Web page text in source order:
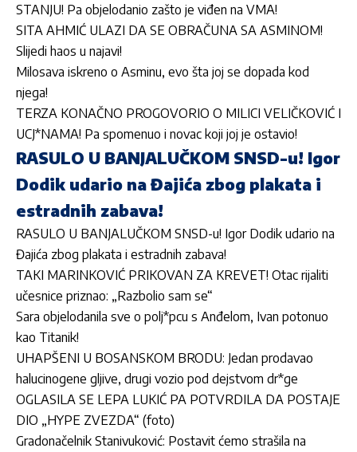
STANJU! Pa objelodanio zašto je viđen na VMA!
SITA AHMIĆ ULAZI DA SE OBRAČUNA SA ASMINOM!
Slijedi haos u najavi!
Milosava iskreno o Asminu, evo šta joj se dopada kod
njega!
TERZA KONAČNO PROGOVORIO O MILICI VELIČKOVIĆ I
UCJ*NAMA! Pa spomenuo i novac koji joj je ostavio!
RASULO U BANJALUČKOM SNSD-u! Igor
Dodik udario na Đajića zbog plakata i
estradnih zabava!
RASULO U BANJALUČKOM SNSD-u! Igor Dodik udario na
Đajića zbog plakata i estradnih zabava!
TAKI MARINKOVIĆ PRIKOVAN ZA KREVET! Otac rijaliti
učesnice priznao: „Razbolio sam se“
Sara objelodanila sve o polj*pcu s Anđelom, Ivan potonuo
kao Titanik!
UHAPŠENI U BOSANSKOM BRODU: Jedan prodavao
halucinogene gljive, drugi vozio pod dejstvom dr*ge
OGLASILA SE LEPA LUKIĆ PA POTVRDILA DA POSTAJE
DIO „HYPE ZVEZDA“ (foto)
Gradonačelnik Stanivuković: Postavit ćemo strašila na